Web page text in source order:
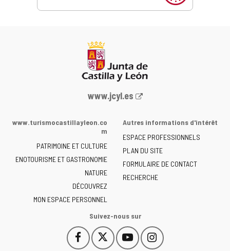
Portail
la
de
Castilla
y
León
-
www.jcyl.es
www.turismocastillayleon.co
m
PATRIMOINE ET CULTURE
ENOTOURISME ET GASTRONOMIE
NATURE
DÉCOUVREZ
MON ESPACE PERSONNEL
Autres informations d'intérêt
ESPACE PROFESSIONNELS
PLAN DU SITE
FORMULAIRE DE CONTACT
RECHERCHE
Suivez-nous sur
Facebook
Este
Este
YouTube
Este
Instagram
Este